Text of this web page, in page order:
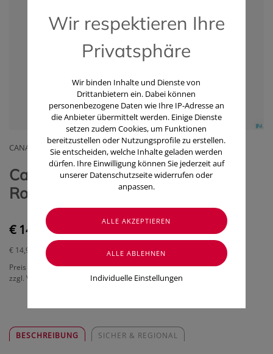
CANAL INSTRUMENTE GMBH & CO KG
Canal Hautpflege Ohrenreiniger
Rostfrei 13cm 6210- 1 Stück
€ 14,90
€ 14,90
/ Stück
Preis inkl. MwSt.
zzgl. Versandkosten
BESCHREIBUNG SICHER & REGIONAL
Wir respektieren Ihre
Privatsphäre
Wir binden Inhalte und Dienste von
Drittanbietern ein. Dabei können
personenbezogene Daten wie Ihre IP-Adresse an
die Anbieter übermittelt werden. Einige Dienste
setzen zudem Cookies, um Funktionen
bereitzustellen oder Nutzungsprofile zu erstellen.
Sie entscheiden, welche Inhalte geladen werden
dürfen. Ihre Einwilligung können Sie jederzeit auf
unserer Datenschutzseite widerrufen oder
anpassen.
Individuelle Einstellungen